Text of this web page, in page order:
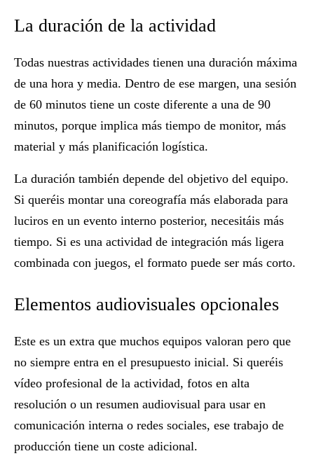
La duración de la actividad
Todas nuestras actividades tienen una duración máxima
de una hora y media. Dentro de ese margen, una sesión
de 60 minutos tiene un coste diferente a una de 90
minutos, porque implica más tiempo de monitor, más
material y más planificación logística.
La duración también depende del objetivo del equipo.
Si queréis montar una coreografía más elaborada para
luciros en un evento interno posterior, necesitáis más
tiempo. Si es una actividad de integración más ligera
combinada con juegos, el formato puede ser más corto.
Elementos audiovisuales opcionales
Este es un extra que muchos equipos valoran pero que
no siempre entra en el presupuesto inicial. Si queréis
vídeo profesional de la actividad, fotos en alta
resolución o un resumen audiovisual para usar en
comunicación interna o redes sociales, ese trabajo de
producción tiene un coste adicional.